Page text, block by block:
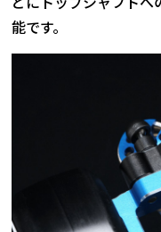
能です。